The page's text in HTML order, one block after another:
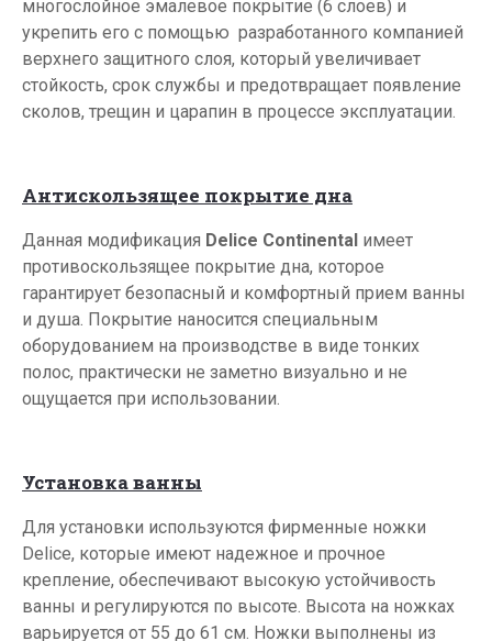
многослойное эмалевое покрытие (6 слоев) и
укрепить его с помощью разработанного компанией
верхнего защитного слоя, который увеличивает
стойкость, срок службы и предотвращает появление
сколов, трещин и царапин в процессе эксплуатации.
Антискользящее покрытие дна
Данная модификация Delice Continental имеет
противоскользящее покрытие дна, которое
гарантирует безопасный и комфортный прием ванны
и душа. Покрытие наносится специальным
оборудованием на производстве в виде тонких
полос, практически не заметно визуально и не
ощущается при использовании.
Установка ванны
Для установки используются фирменные ножки
Delice, которые имеют надежное и прочное
крепление, обеспечивают высокую устойчивость
ванны и регулируются по высоте. Высота на ножках
варьируется от 55 до 61 см. Ножки выполнены из